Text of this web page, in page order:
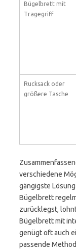
Bügelbrett mit
Tragegriff
Rucksack oder
größere Tasche
verschiedene
gängigste
Bügelbrett
zurücklegst,
Bügelbrett mit
genügt oft auch
passende